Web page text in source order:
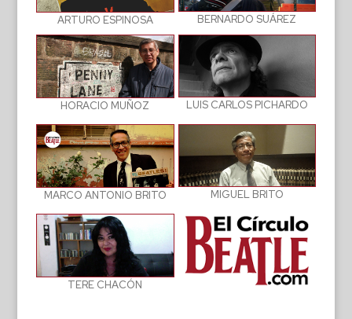
ARTURO ESPINOSA BERNARDO SUÁREZ
HORACIO MUÑOZ LUIS CARLOS PICHARDO
MARCO ANTONIO BRITO MIGUEL BRITO
TERE CHACÓN